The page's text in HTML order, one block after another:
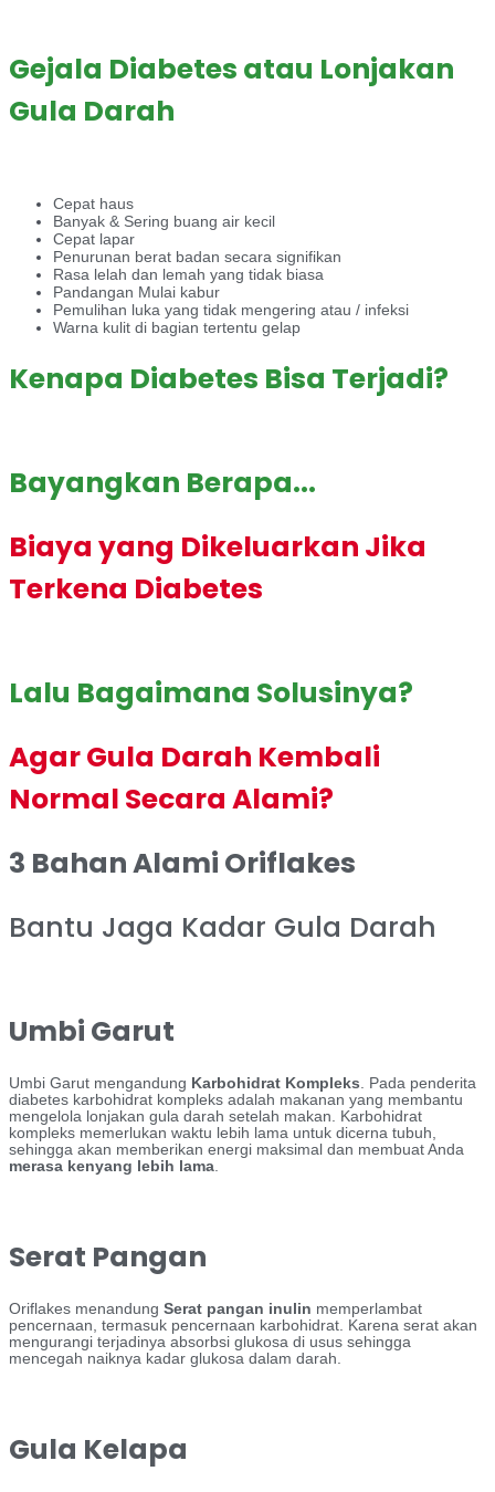
Gejala Diabetes atau Lonjakan
Gula Darah
Cepat haus
Banyak & Sering buang air kecil
Cepat lapar
Penurunan berat badan secara signifikan
Rasa lelah dan lemah yang tidak biasa
Pandangan Mulai kabur
Pemulihan luka yang tidak mengering atau / infeksi
Warna kulit di bagian tertentu gelap
Kenapa Diabetes Bisa Terjadi?
Bayangkan Berapa...
Biaya yang Dikeluarkan Jika
Terkena Diabetes
Lalu Bagaimana Solusinya?
Agar Gula Darah Kembali
Normal Secara Alami?
3 Bahan Alami Oriflakes
Bantu Jaga Kadar Gula Darah
Umbi Garut
Umbi Garut mengandung Karbohidrat Kompleks. Pada penderita
diabetes karbohidrat kompleks adalah makanan yang membantu
mengelola lonjakan gula darah setelah makan. Karbohidrat
kompleks memerlukan waktu lebih lama untuk dicerna tubuh,
sehingga akan memberikan energi maksimal dan membuat Anda
merasa kenyang lebih lama.
Serat Pangan
Oriflakes menandung Serat pangan inulin memperlambat
pencernaan, termasuk pencernaan karbohidrat. Karena serat akan
mengurangi terjadinya absorbsi glukosa di usus sehingga
mencegah naiknya kadar glukosa dalam darah.
Gula Kelapa